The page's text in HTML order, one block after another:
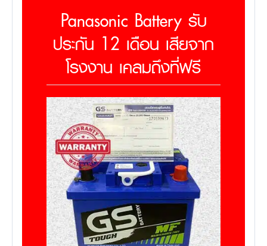
Panasonic Battery รับ
ประกัน 12 เดือน เสียจาก
โรงงาน เคลมถึงที่ฟรี